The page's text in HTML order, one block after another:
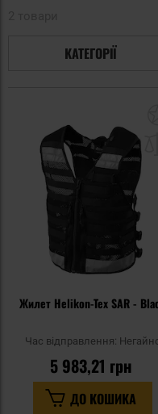
КАТЕГОРІЇ
Жилет Helikon-Tex SAR -
Час відправлення:
5 983,21 грн
ДО КОШИКА